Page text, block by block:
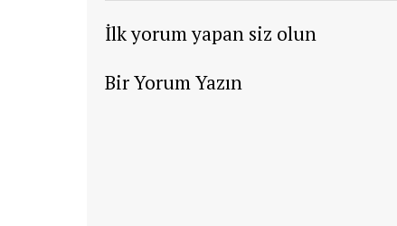
İlk yorum yapan siz olun
Bir Yorum Yazın